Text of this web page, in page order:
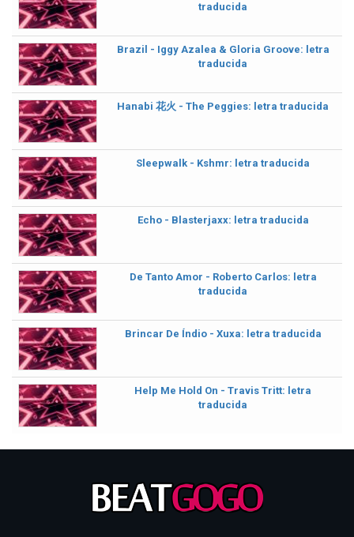
traducida
Brazil - Iggy Azalea & Gloria Groove: letra
traducida
Hanabi 花火 - The Peggies: letra traducida
Sleepwalk - Kshmr: letra traducida
Echo - Blasterjaxx: letra traducida
De Tanto Amor - Roberto Carlos: letra
traducida
Brincar De Índio - Xuxa: letra traducida
Help Me Hold On - Travis Tritt: letra
traducida